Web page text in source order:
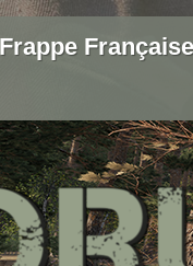
Française